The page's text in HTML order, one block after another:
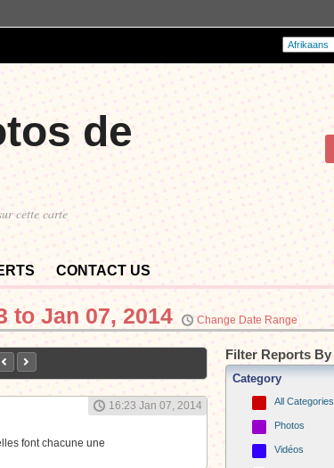
de
cette carte
CONTACT US
to Jan 07, 2014 Change Date Range
16:23 Jan 07, 2014
font chacune une
Filter Reports By
Category
All Categories
Photos
Vidéos